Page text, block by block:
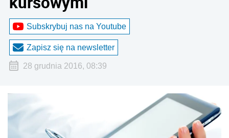
Subskrybuj nas na Youtube
Zapisz się na newsletter
28 grudnia 2016, 08:39